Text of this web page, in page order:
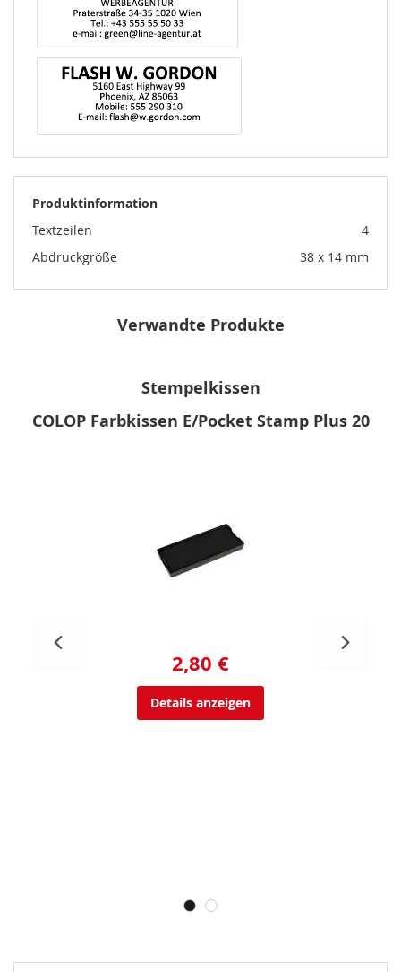
Produktinformation
Textzeilen
4
Abdruckgröße
38 x 14 mm
Verwandte Produkte
Stempelkissen
COLOP Farbkissen E/Pocket Stamp Plus 20
2,80 €
Details anzeigen